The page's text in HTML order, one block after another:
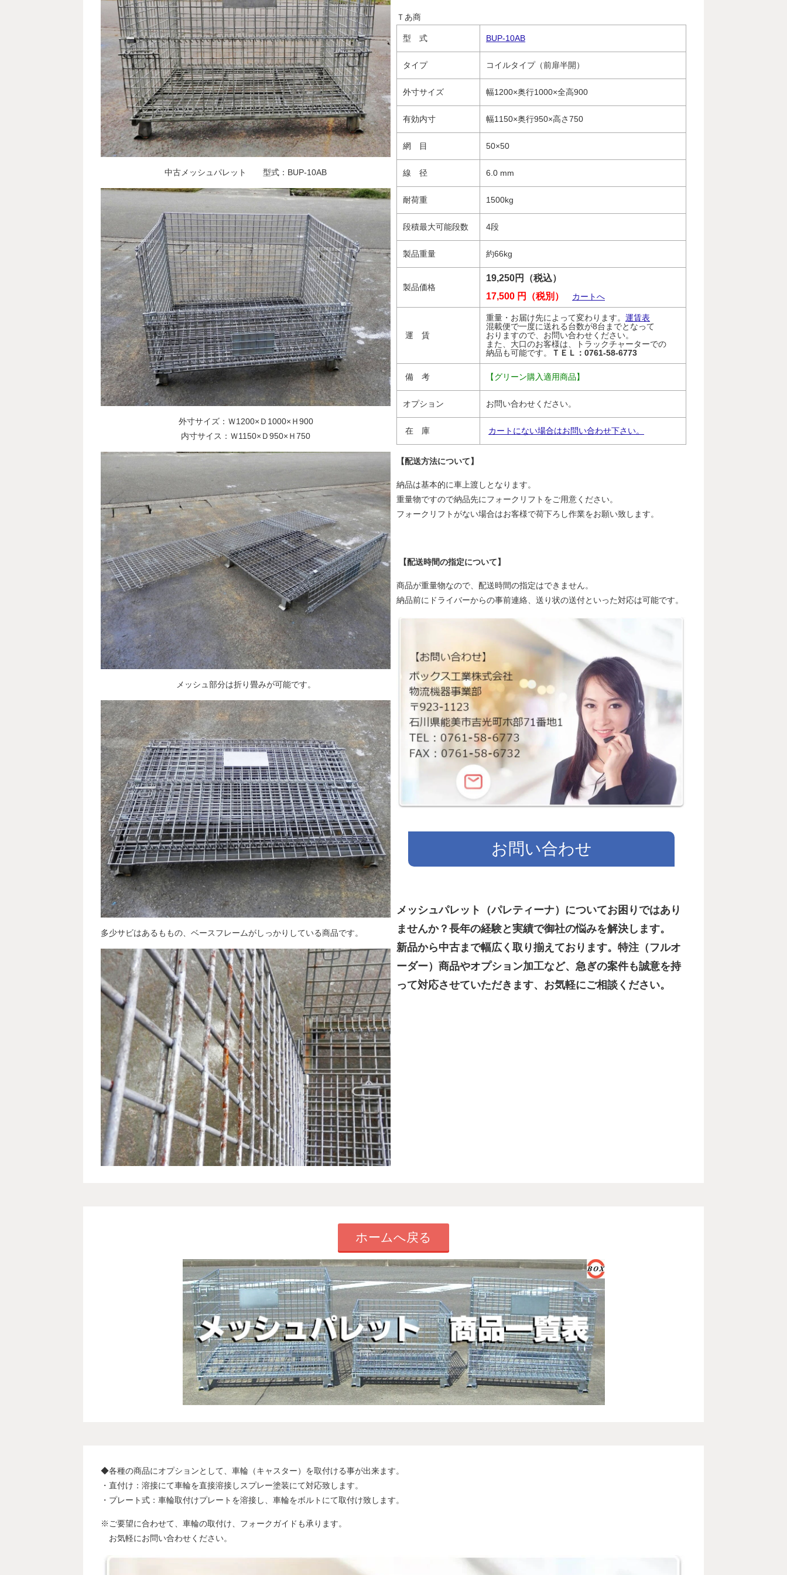
中古メッシュパレット 型式：BUP-10AB
外寸サイズ：Ｗ1200×Ｄ1000×Ｈ900
内寸サイス：Ｗ1150×Ｄ950×Ｈ750
メッシュ部分は折り畳みが可能です。
多少サビはあるももの、ベースフレームがしっかりしている商品です。
Ｔあ商
型 式 BUP-10AB
タイプ コイルタイプ（前扉半開）
外寸サイズ 幅1200×奥行1000×全高900
有効内寸 幅1150×奥行950×高さ750
網 目 50×50
線 径 6.0 mm
耐荷重 1500kg
段積最大可能段数 4段
製品重量 約66kg
製品価格
19,250円（税込）
17,500 円（税別）
カートへ
運 賃
重量・お届け先によって変わります。 運賃表
混載便で一度に送れる台数が8台までとなって
おりますので、お問い合わせください。
また、大口のお客様は、トラックチャーターでの
納品も可能です。
ＴＥＬ：0761-58-6773
備 考 【グリーン購入適用商品】
オプション お問い合わせください。
在 庫 カートにない場合はお問い合わせ下さい。
【配送方法について】
納品は基本的に車上渡しとなります。
重量物ですので納品先にフォークリフトをご用意ください。
フォークリフトがない場合はお客様で荷下ろし作業をお願い致します。
【配送時間の指定について】
商品が重量物なので、配送時間の指定はできません。
納品前にドライバーからの事前連絡、送り状の送付といった対応は可能です。
お問い合わせ
メッシュパレット（パレティーナ）についてお困りではあり
ませんか？長年の経験と実績で御社の悩みを解決します。
新品から中古まで幅広く取り揃えております。特注（フルオ
ーダー）商品やオプション加工など、急ぎの案件も誠意を持
って対応させていただきます、お気軽にご相談ください。
ホームへ戻る
◆各種の商品にオプションとして、車輪（キャスター）を取付ける事が出来ます。
・直付け：溶接にて車輪を直接溶接しスプレー塗装にて対応致します。
・プレート式：車輪取付けプレートを溶接し、車輪をボルトにて取付け致します。
※ご要望に合わせて、車輪の取付け、フォークガイドも承ります。
お気軽にお問い合わせください。